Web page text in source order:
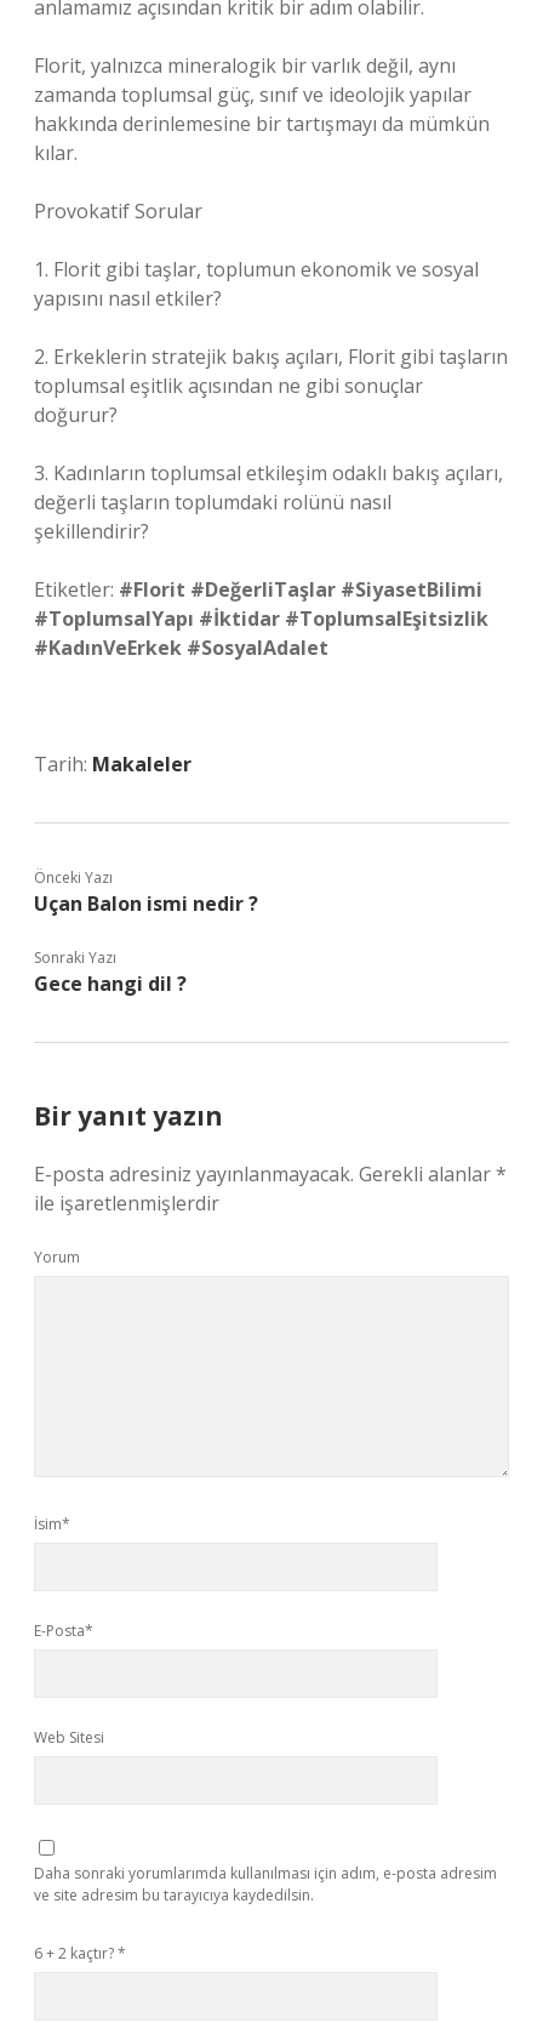
anlamamız açısından kritik bir adım olabilir.
Florit, yalnızca mineralogik bir varlık değil, aynı
zamanda toplumsal güç, sınıf ve ideolojik yapılar
hakkında derinlemesine bir tartışmayı da mümkün
kılar.
Provokatif Sorular
1. Florit gibi taşlar, toplumun ekonomik ve sosyal
yapısını nasıl etkiler?
2. Erkeklerin stratejik bakış açıları, Florit gibi taşların
toplumsal eşitlik açısından ne gibi sonuçlar
doğurur?
3. Kadınların toplumsal etkileşim odaklı bakış açıları,
değerli taşların toplumdaki rolünü nasıl
şekillendirir?
Etiketler: #Florit #DeğerliTaşlar #SiyasetBilimi
#ToplumsalYapı #İktidar #ToplumsalEşitsizlik
#KadınVeErkek #SosyalAdalet
Tarih: Makaleler
Önceki Yazı
Uçan Balon ismi nedir ?
Sonraki Yazı
Gece hangi dil ?
Bir yanıt yazın
E-posta adresiniz yayınlanmayacak. Gerekli alanlar*
ile işaretlenmişlerdir
Yorum
İsim*
E-Posta*
Web Sitesi
Daha sonraki yorumlarımda kullanılması için adım, e-posta adresim
ve site adresim bu tarayıcıya kaydedilsin.
6 + 2 kaçtır?*